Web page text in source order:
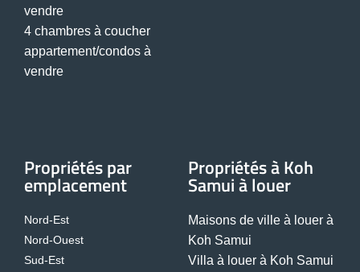
vendre
4 chambres à coucher
appartement/condos à
vendre
Propriétés par
emplacement
Nord-Est
Nord-Ouest
Sud-Est
Propriétés à Koh
Samui à louer
Maisons de ville à louer à
Koh Samui
Villa à louer à Koh Samui